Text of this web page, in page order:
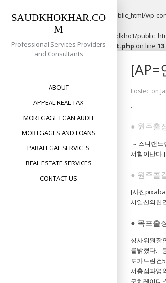
Warning : opendir(/home/saudkho1/public_html/wp-
: file_put_contents(/home/saudkho1/
content/plugins/easypost/easypost.php on line 13
SAUDKHOKHAR.CO
M
Professional Services Providers
and Consultants
ABOUT
APPEAL REAL TAX
MORTGAGE LOAN AUDIT
MORTGAGES AND LOANS
PARALEGAL SERVICES
REAL ESTATE SERVICES
CONTACT US
[AP=
Posted on
.
● 원주출
디즈니랜드
서힘이난다
● 원주콜
[사진
시일산의한
● 목포출
심사위원장
를밝혔다.
도가느린건
서총점과영
구치레이디